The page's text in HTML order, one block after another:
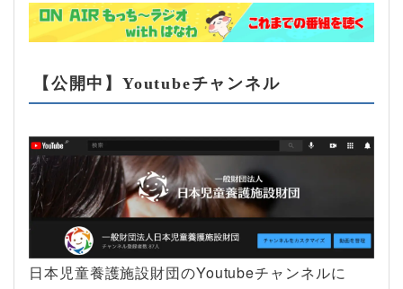
【公開中】Youtubeチャンネル
日本児童養護施設財団のYoutubeチャンネルに